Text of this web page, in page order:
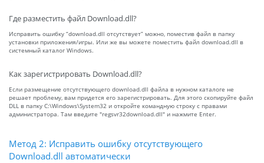
Где разместить файл Download.dll?
Исправить ошибку “download.dll отсутствует” можно, поместив файл в папку
установки приложения/игры. Или же вы можете поместить файл download.dll в
системный каталог Windows.
Как зарегистрировать Download.dll?
Если размещение отсутствующего download.dll файла в нужном каталоге не
решает проблему, вам придется его зарегистрировать. Для этого скопируйте файл
DLL в папку C:\Windows\System32 и откройте командную строку с правами
администратора. Там введите "regsvr32download.dll" и нажмите Enter.
Метод 2: Исправить ошибку отсутствующего
Download.dll автоматически